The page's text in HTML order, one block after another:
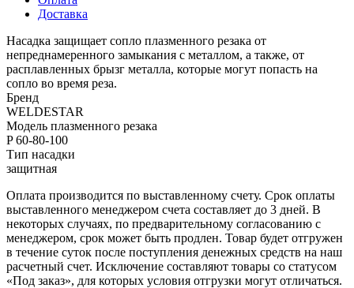
Доставка
Насадка защищает сопло плазменного резака от
непреднамеренного замыкания с металлом, а также, от
расплавленных брызг металла, которые могут попасть на
сопло во время реза.
Бренд
WELDESTAR
Модель плазменного резака
P 60-80-100
Тип насадки
защитная
Оплата производится по выставленному счету. Срок оплаты
выставленного менеджером счета составляет до 3 дней. В
некоторых случаях, по предварительному согласованию с
менеджером, срок может быть продлен. Товар будет отгружен
в течение суток после поступления денежных средств на наш
расчетный счет. Исключение составляют товары со статусом
«Под заказ», для которых условия отгрузки могут отличаться.